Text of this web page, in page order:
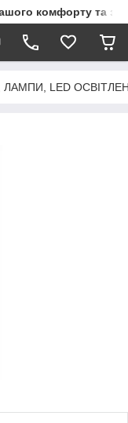
комфорту та
ЛАМПИ, LED